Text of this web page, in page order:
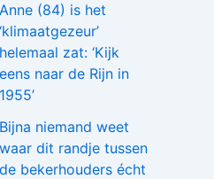
Anne (84) is het
‘klimaatgezeur’
helemaal zat: ‘Kijk
eens naar de Rijn in
1955’
Bijna niemand weet
waar dit randje tussen
de bekerhouders écht